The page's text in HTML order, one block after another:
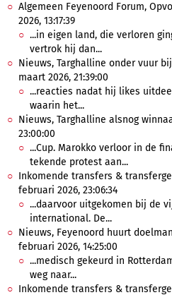
Algemeen Feyenoord Forum,
2026, 13:17:39
...in eigen land, die verloren
vertrok hij dan...
Nieuws, Targhalline onder vuur
maart 2026, 21:39:00
...reacties nadat hij likes
waarin het...
Nieuws, Targhalline alsnog
23:00:00
...Cup. Marokko verloor in de
tekende protest aan...
Inkomende transfers &
februari 2026, 23:06:34
...daarvoor uitgekomen bij de
international. De...
Nieuws, Feyenoord huurt
februari 2026, 14:25:00
...medisch gekeurd in
weg naar...
Inkomende transfers &